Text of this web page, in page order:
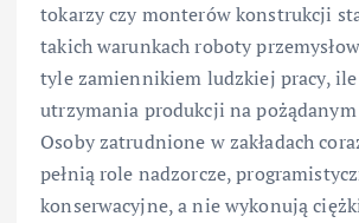
tokarzy czy monterów konstrukcji
takich warunkach roboty
tyle zamiennikiem ludzkiej pracy,
utrzymania produkcji na
Osoby zatrudnione w zakładach
pełnią role nadzorcze,
konserwacyjne, a nie wykonują